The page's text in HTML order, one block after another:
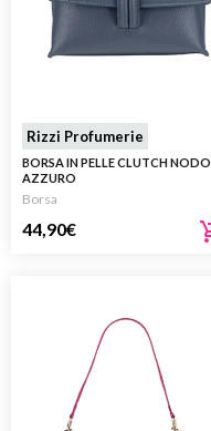
Rizzi Profumerie
BORSA IN PELLE CLUTCH NODO
AZZURO
Borsa
44,90€